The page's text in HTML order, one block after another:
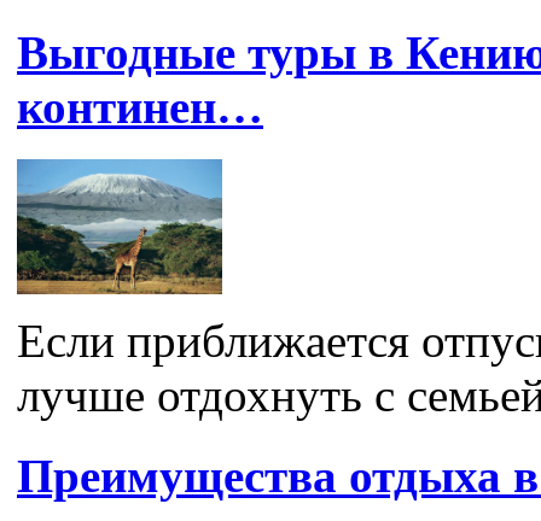
Выгодные туры в
континен…
Если приближается
лучше отдохнуть с
Преимущества отдыха